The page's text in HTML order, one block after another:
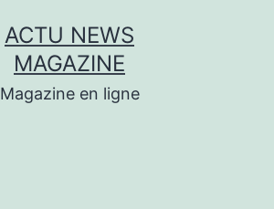
ACTU NEWS
MAGAZINE
Magazine en ligne